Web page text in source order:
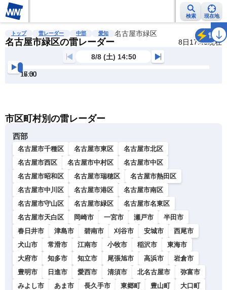
検索 現在地
雨雲レーダー 台風情報 地震情報 警報・注意報 2週間天気 ラ
トップ 雷レーダー 中部 愛知 名古屋市緑区
名古屋市緑区の雷レーダー 8日17:40現在
雷
8/8 (土) 14:50
15:00
15:30
16:00
16:30
17:00
17:30
市区町村別の雷レーダー
西部
名古屋市千種区 名古屋市東区
名古屋市北区
名古屋市西区
名古屋市中村区
名古屋市中区
名古屋市昭和区
名古屋市瑞穂区
名古屋市熱田区
名古屋市中川区
名古屋市港区
名古屋市南区
名古屋市守山区
名古屋市緑区
名古屋市名東区
名古屋市天白区
岡崎市 一宮市 瀬戸市
半田市
春日井市
津島市 碧南市 刈谷市 安城市
西尾市
犬山市
常滑市 江南市 小牧市 稲沢市
東海市
大府市
知多市 知立市 尾張旭市 高浜市
岩倉市
豊明市
日進市 愛西市 清須市 北名古屋市
弥富市
みよし市
あま市 長久手市 東郷町 豊山町
大口町